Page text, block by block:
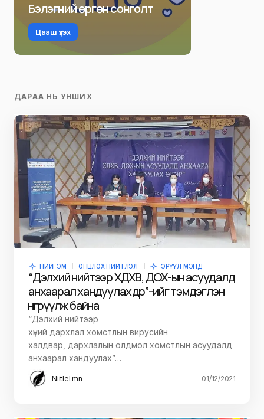
Бэлэгний өргөн сонголт
Цааш үзэх
ДАРАА НЬ УНШИХ
НИЙГЭМ ОНЦЛОХ НИЙТЛЭЛ ЭРҮҮЛ МЭНД
“Дэлхий нийтээр ХДХВ, ДОХ-ын асуудалд
анхаарал хандуулах өдөр”-ийг тэмдэглэн
өнгөрүүлж байна
“Дэлхий нийтээр
хүний дархлал хомстлын вирусийн
халдвар, дархлалын олдмол хомстлын асуудалд
анхаарал хандуулах”…
Niitlel.mn 01/12/2021